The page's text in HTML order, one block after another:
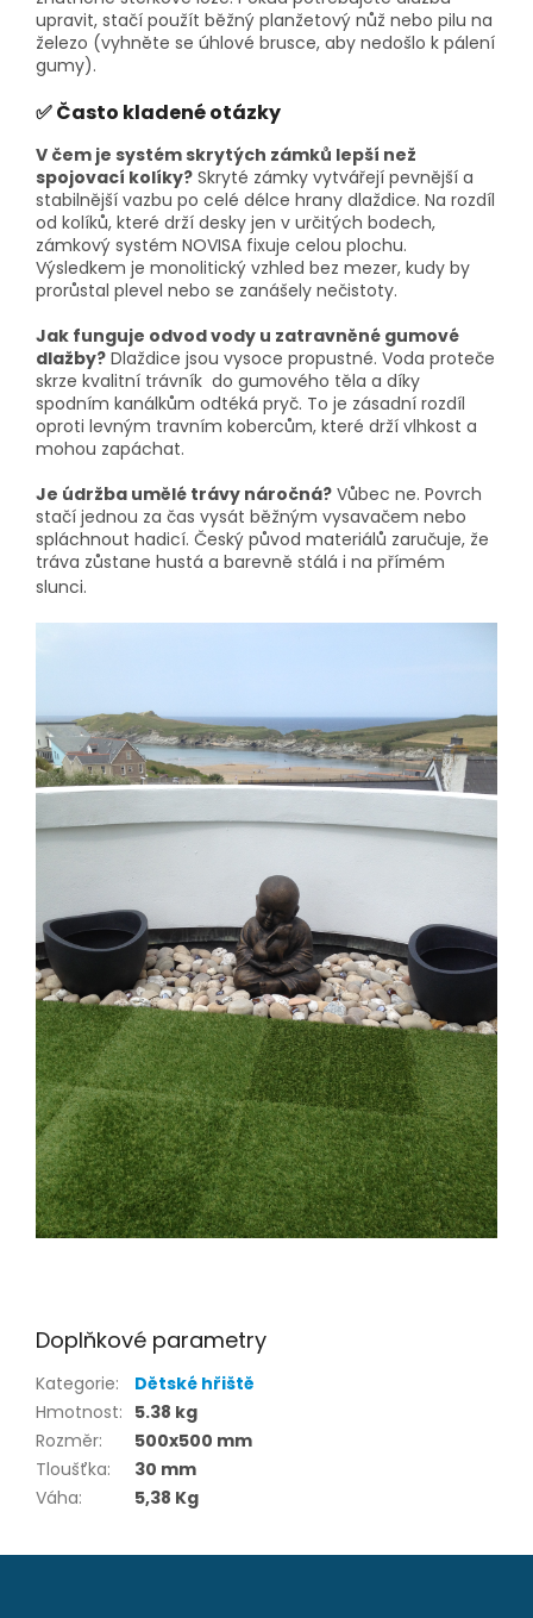
upravit, stačí použít běžný planžetový nůž nebo pilu na
železo (vyhněte se úhlové brusce, aby nedošlo k pálení
gumy).
✅ Často kladené otázky
V čem je systém skrytých zámků lepší než
spojovací kolíky? Skryté zámky vytvářejí pevnější a
stabilnější vazbu po celé délce hrany dlaždice. Na rozdíl
od kolíků, které drží desky jen v určitých bodech,
zámkový systém NOVISA fixuje celou plochu.
Výsledkem je monolitický vzhled bez mezer, kudy by
prorůstal plevel nebo se zanášely nečistoty.
Jak funguje odvod vody u zatravněné gumové
dlažby? Dlaždice jsou vysoce propustné. Voda proteče
skrze kvalitní trávník do gumového těla a díky
spodním kanálkům odtéká pryč. To je zásadní rozdíl
oproti levným travním kobercům, které drží vlhkost a
mohou zapáchat.
Je údržba umělé trávy náročná? Vůbec ne. Povrch
stačí jednou za čas vysát běžným vysavačem nebo
spláchnout hadicí. Český původ materiálů zaručuje, že
tráva zůstane hustá a barevně stálá i na přímém
slunci.
Doplňkové parametry
Kategorie:
Dětské hřiště
Hmotnost: 5.38 kg
Rozměr:
500x500 mm
Tloušťka:
30 mm
Váha: 5,38 Kg